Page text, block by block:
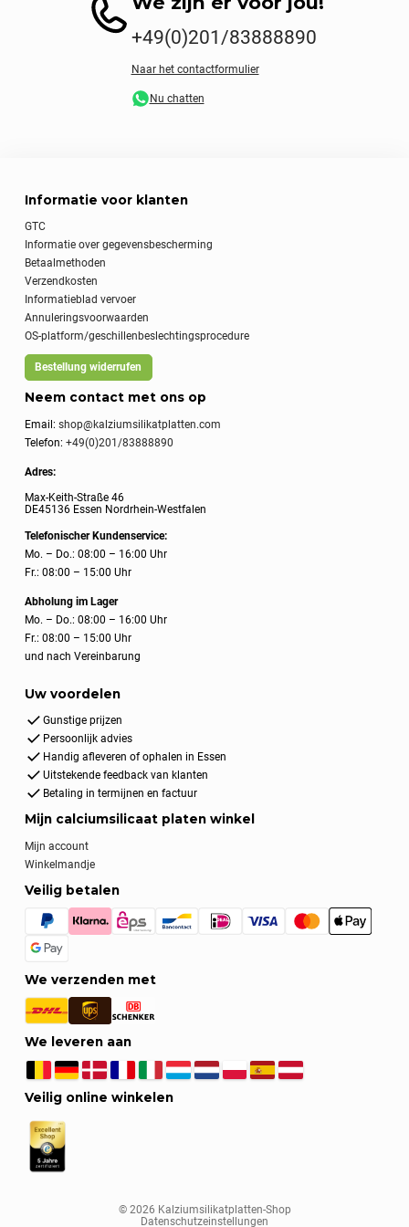
+49(0)201/83888890
Naar het contactformulier
Nu chatten
Informatie voor klanten
GTC
Informatie over gegevensbescherming
Betaalmethoden
Verzendkosten
Informatieblad vervoer
Annuleringsvoorwaarden
OS-platform/geschillenbeslechtingsprocedure
Bestellung widerrufen
Neem contact met ons op
Email:shop@kalziumsilikatplatten.com
Telefon:+49(0)201/83888890
Adres:
Max-Keith-Straße 46
DE45136 Essen Nordrhein-Westfalen
Telefonischer Kundenservice:
Mo. – Do.: 08:00 – 16:00 Uhr
Fr.: 08:00 – 15:00 Uhr
Abholung im Lager
Mo. – Do.: 08:00 – 16:00 Uhr
Fr.: 08:00 – 15:00 Uhr
und nach Vereinbarung
Uw voordelen
Gunstige prijzen
Persoonlijk advies
Handig afleveren of ophalen in Essen
Uitstekende feedback van klanten
Betaling in termijnen en factuur
Mijn calciumsilicaat platen winkel
Mijn account
Winkelmandje
Veilig betalen
We verzenden met
We leveren aan
Veilig online winkelen
© 2026 Kalziumsilikatplatten-Shop
Datenschutzeinstellungen